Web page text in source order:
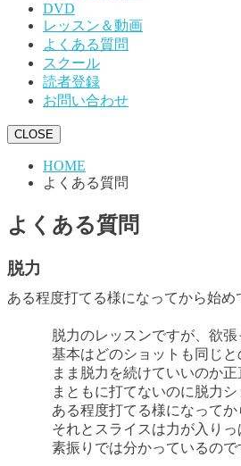
DVD
レッスン＆動画
よくある質問
スクール
読者登録
お問い合わせ
CLOSE
HOME
よくある質問
よくある質問
脱力
ある程度打てる様になってから始め
脱力のレッスンですが、欲
基本はどのショットも同じ
まま脱力を続けていいのか
まともに打てないのに脱力シ
ある程度打てる様になって
それとスライスは力が入り
素振りでは分かっているの